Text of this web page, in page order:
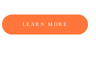
LEARN MORE